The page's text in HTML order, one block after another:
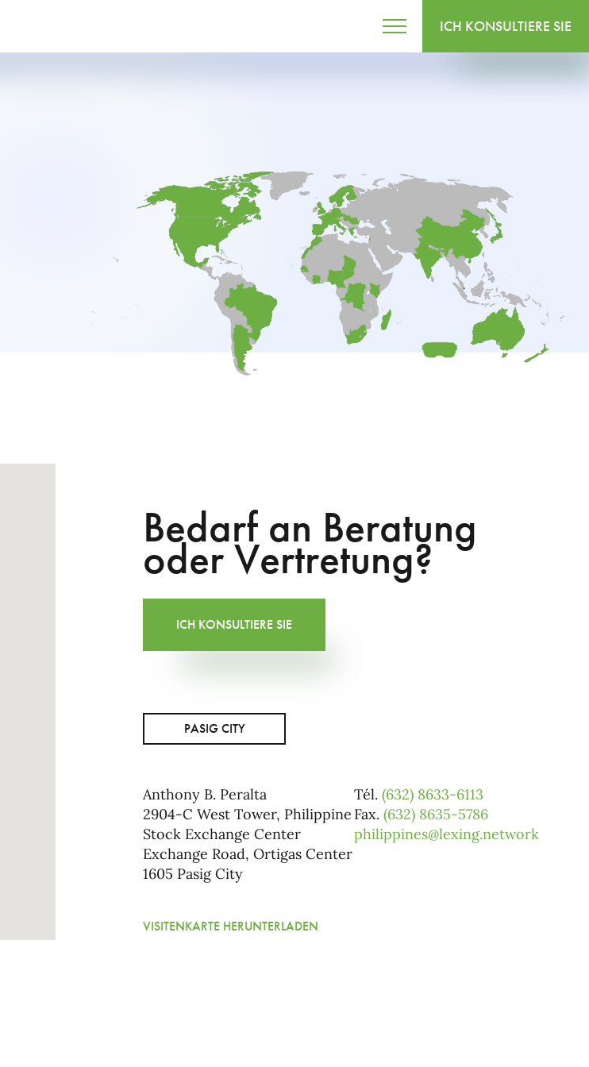
ICH KONSULTIERE SIE
Bedarf an Beratung
oder Vertretung?
ICH KONSULTIERE SIE
PASIG CITY
Anthony B. Peralta
2904-C West Tower, Philippine
Stock Exchange Center
Exchange Road, Ortigas Center
1605 Pasig City
Tél. (632) 8633-6113
Fax. (632) 8635-5786
philippines@lexing.network
VISITENKARTE HERUNTERLADEN